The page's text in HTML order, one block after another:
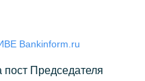
Bankinform.ru
пост Председателя